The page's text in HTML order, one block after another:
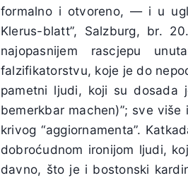
formalno i otvoreno, — i u
Klerus-blatt”, Salzburg, br.
najopasnijem rascjepu
falzifikatorstvu, koje je do
pametni ljudi, koji su dosada
bemerkbar machen)”; sve
krivog “aggiornamenta”.
dobroćudnom ironijom ljudi,
davno, što je i bostonski